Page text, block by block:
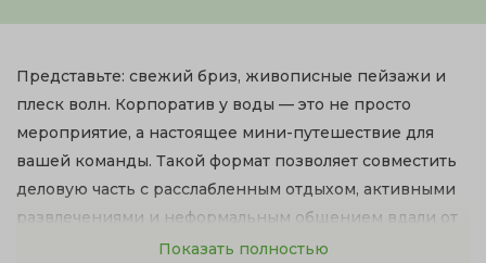
Представьте: свежий бриз, живописные пейзажи и
плеск волн. Корпоратив у воды — это не просто
мероприятие, а настоящее мини-путешествие для
вашей команды. Такой формат позволяет совместить
деловую часть с расслабленным отдыхом, активными
развлечениями и неформальным общением вдали от
Показать полностью